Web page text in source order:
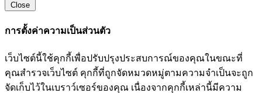
Close
การตั้งค่าความเป็นส่วนตัว
เว็บไซต์นี้ใช้คุกกี้เพื่อปรับปรุงประสบการณ์ของคุณในขณะที่
คุณสำรวจเว็บไซต์ คุกกี้ที่ถูกจัดหมวดหมู่ตามความจำเป็นจะถูก
จัดเก็บไว้ในเบราว์เซอร์ของคุณ เนื่องจากคุกกี้เหล่านี้มีความ